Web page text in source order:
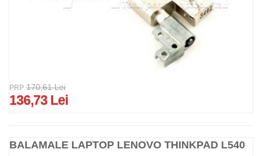
PRP 170,61 Lei
136,73 Lei
BALAMALE LAPTOP LENOVO THINKPAD L540